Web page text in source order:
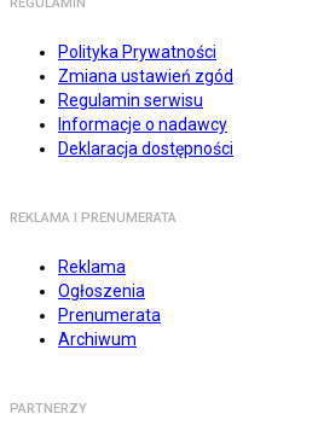
Polityka Prywatności
Zmiana ustawień zgód
Regulamin serwisu
Informacje o nadawcy
Deklaracja dostępności
REKLAMA I PRENUMERATA
Reklama
Ogłoszenia
Prenumerata
Archiwum
PARTNERZY